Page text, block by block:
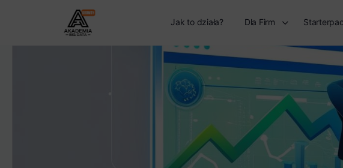
Jak to działa? Dla Firm